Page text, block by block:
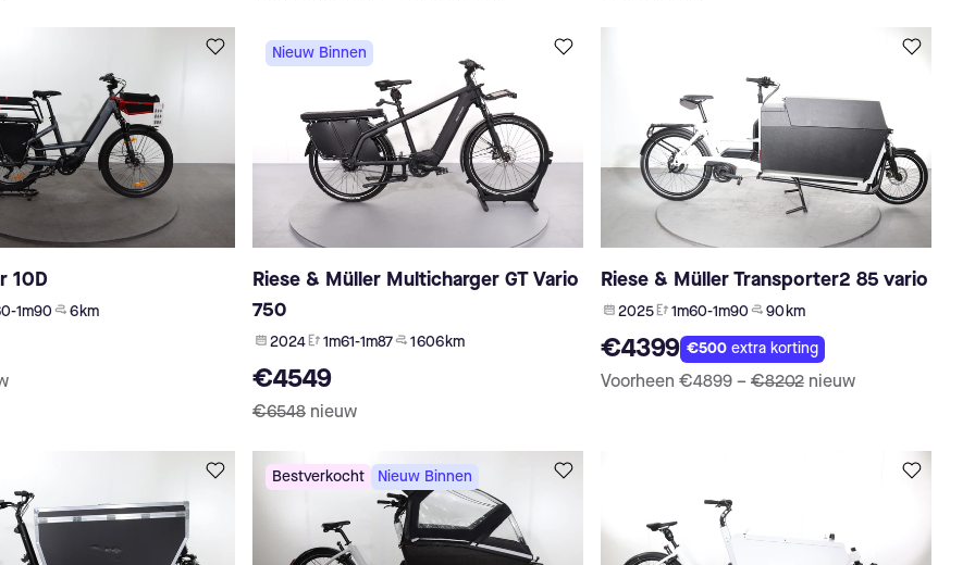
10D
1m90 6 km
Nieuw Binnen
Riese & Müller Multicharger GT Vario
750
2024 1m61-1m87 1 606 km
€4549
€6548 nieuw
Riese & Müller Transporter2 85 vario
2025 1m60-1m90 90 km
€4399 €500extra korting
Voorheen €4899 – €8202 nieuw
Bestverkocht Nieuw Binnen